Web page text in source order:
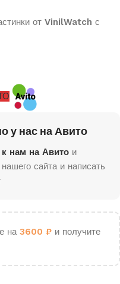
от VinilWatch с
у нас на Авито
к нам на Авито и
сайта и написать
на 3600 ₽ и получите